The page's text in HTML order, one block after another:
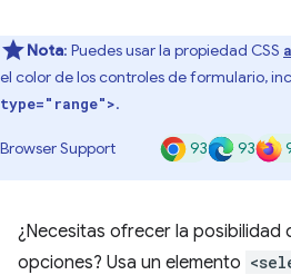
Nota: Puedes usar la propiedad CSS
el color de los controles de formulario,
type="range">.
Browser Support 93 93
¿Necesitas ofrecer la posibilidad
opciones? Usa un elemento